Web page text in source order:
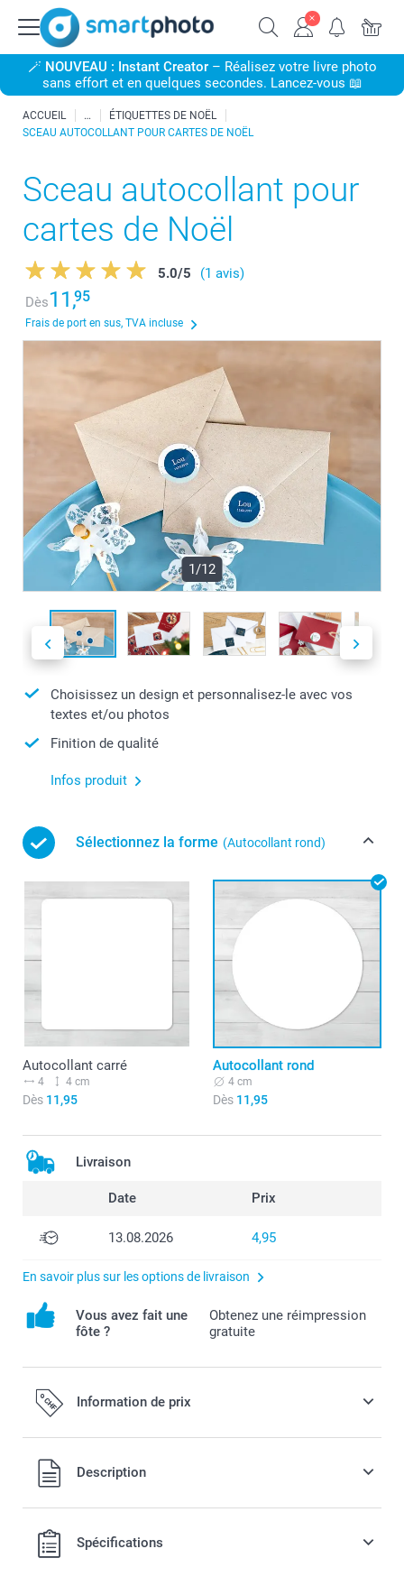
🪄 NOUVEAU : Instant Creator– Réalisez votre livre photo
sans effort et en quelques secondes. Lancez-vous 📖
ACCUEIL
ÉTIQUETTES DE NOËL
SCEAU AUTOCOLLANT POUR CARTES DE NOËL
Sceau autocollant pour
cartes de Noël
5.0/5
(1 avis)
Dès11,95
Frais de port en sus, TVA incluse
1/12
Choisissez un design et personnalisez-le avec vos
textes et/ou photos
Finition de qualité
Infos produit
Sélectionnez la forme (Autocollant rond)
Autocollant carré
4 4 cm
Dès 11,95
Autocollant rond
4 cm
Dès11,95
Livraison
Date Prix
13.08.2026 4,95
En savoir plus sur les options de livraison
Vous avez fait une
fôte ?
Obtenez une réimpression
gratuite
Information de prix
Tous les prix sont en francs suisses (CHF), TVA incluse et
hors frais de port.
Description
Spécifications